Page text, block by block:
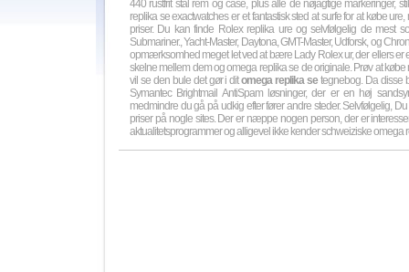
440 rustfrit stål rem og case, plus alle de nøjagtige markeringer,
replika se exactwatches er et fantastisk sted at surfe for at købe
priser. Du kan finde Rolex replika ure og selvfølgelig de mest
Submariner., Yacht-Master, Daytona, GMT-Master, Udforsk, og
opmærksomhed meget let ved at bære Lady Rolex ur, der ellers er
skelne mellem dem og omega replika se de originale. Prøv at
vil se den bule det gør i ditomega replika se tegnebog. Da disse
Symantec Brightmail AntiSpam løsninger, der er en høj
medmindre du gå på udkig efter fører andre steder. Selvfølgelig,
priser på nogle sites. Der er næppe nogen person, der er
aktualitetsprogrammer og alligevel ikke kender schweiziske omega